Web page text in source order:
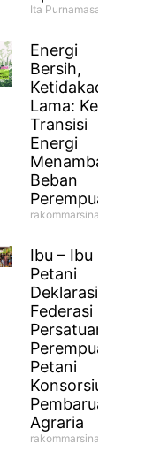
Ita Purnamasari
Energi
Bersih,
Ketidakadilan
Lama: Ketika
Transisi
Energi
Menambah
Beban
Perempuan
rakommarsinahfm
Ibu – Ibu
Petani
Deklarasikan
Federasi
Persatuan
Perempuan
Petani
Konsorsium
Pembaruan
Agraria
rakommarsinahfm